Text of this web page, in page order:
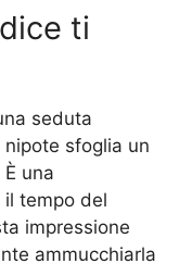
ti
seduta
sfoglia un
una
il tempo del
impressione
ammucchiarla